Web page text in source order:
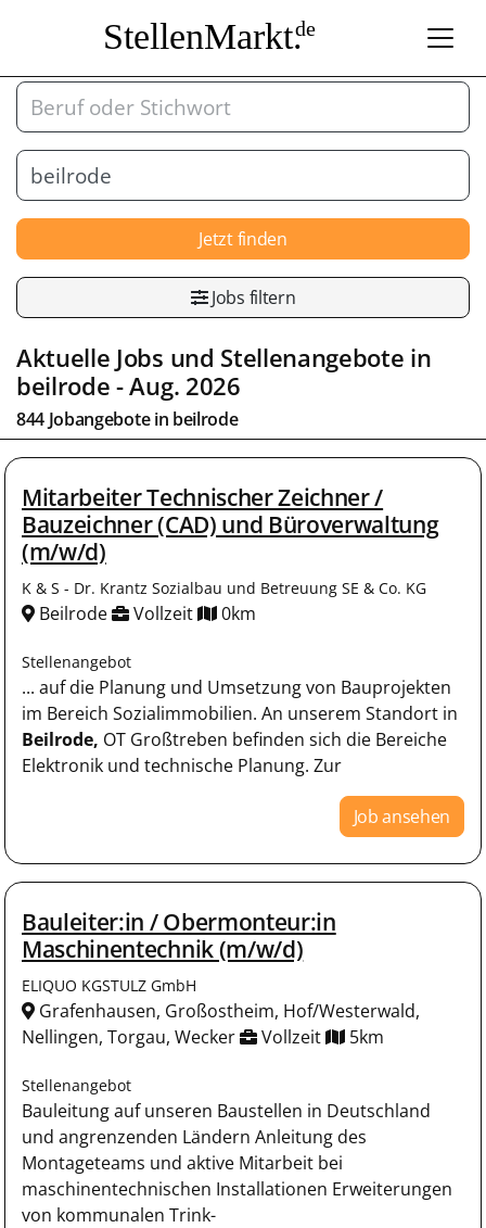
StellenMarkt.de
Jetzt finden
Jobs filtern
Aktuelle Jobs und Stellenangebote in
beilrode- Aug. 2026
844 Jobangebote in beilrode
Mitarbeiter Technischer Zeichner /
Bauzeichner (CAD) und Büroverwaltung
(m/w/d)
K & S - Dr. Krantz Sozialbau und Betreuung SE & Co. KG
Beilrode Vollzeit 0km
Stellenangebot
... auf die Planung und Umsetzung von Bauprojekten
im Bereich Sozialimmobilien. An unserem Standort in
Beilrode, OT Großtreben befinden sich die Bereiche
Elektronik und technische Planung. Zur
Job ansehen
Bauleiter:in / Obermonteur:in
Maschinentechnik (m/w/d)
ELIQUO KGSTULZ GmbH
Grafenhausen, Großostheim, Hof/Westerwald,
Nellingen, Torgau, Wecker
Vollzeit 5km
Stellenangebot
Bauleitung auf unseren Baustellen in Deutschland
und angrenzenden Ländern Anleitung des
Montageteams und aktive Mitarbeit bei
maschinentechnischen Installationen Erweiterungen
von kommunalen Trink-